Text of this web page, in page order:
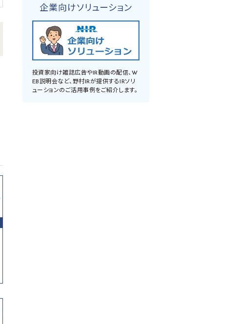
企業向けソリューション
投資家向け雑誌広告やIR動画の配信、W
EB説明会など、野村IRが提供するIRソリ
ューションのご活用事例をご紹介します。